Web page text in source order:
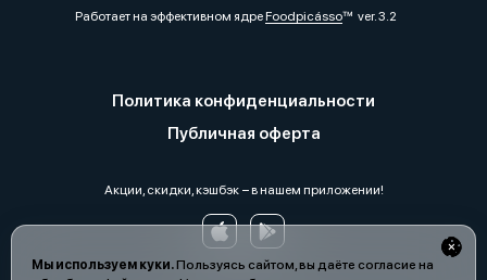
Мы используем куки.Пользуясь сайтом, вы даёте согласие на
Работает на эффективном ядреFoodpicássover. 3.2
Политика конфиденциальности
Публичная оферта
Акции, скидки, кэшбэк − в нашем приложении!